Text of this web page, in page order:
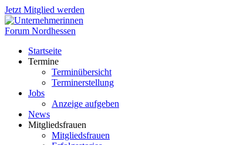
Jetzt Mitglied werden
Startseite
Termine
Terminübersicht
Terminerstellung
Jobs
Anzeige aufgeben
News
Mitgliedsfrauen
Mitgliedsfrauen